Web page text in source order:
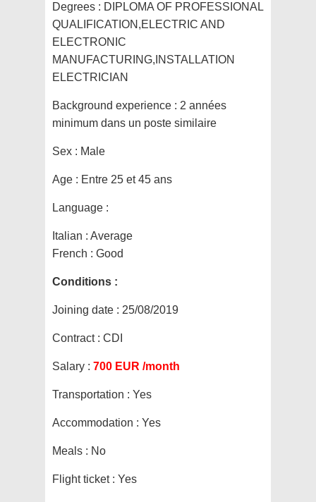
Degrees : DIPLOMA OF PROFESSIONAL
QUALIFICATION,ELECTRIC AND
ELECTRONIC
MANUFACTURING,INSTALLATION
ELECTRICIAN
Background experience : 2 années
minimum dans un poste similaire
Sex : Male
Age : Entre 25 et 45 ans
Language :
Italian : Average
French : Good
Conditions :
Joining date : 25/08/2019
Contract : CDI
Salary : 700 EUR /month
Transportation : Yes
Accommodation : Yes
Meals : No
Flight ticket : Yes